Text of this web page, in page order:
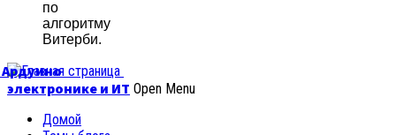
по
алгоритму
Витерби.
Ардуино
электронике и ИТ Open Menu
Домой